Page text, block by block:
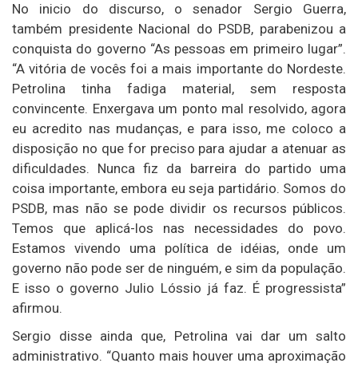
No inicio do discurso, o senador Sergio Guerra,
também presidente Nacional do PSDB, parabenizou a
conquista do governo “As pessoas em primeiro lugar”.
“A vitória de vocês foi a mais importante do Nordeste.
Petrolina tinha fadiga material, sem resposta
convincente. Enxergava um ponto mal resolvido, agora
eu acredito nas mudanças, e para isso, me coloco a
disposição no que for preciso para ajudar a atenuar as
dificuldades. Nunca fiz da barreira do partido uma
coisa importante, embora eu seja partidário. Somos do
PSDB, mas não se pode dividir os recursos públicos.
Temos que aplicá-los nas necessidades do povo.
Estamos vivendo uma política de idéias, onde um
governo não pode ser de ninguém, e sim da população.
E isso o governo Julio Lóssio já faz. É progressista”
afirmou.
Sergio disse ainda que, Petrolina vai dar um salto
administrativo. “Quanto mais houver uma aproximação